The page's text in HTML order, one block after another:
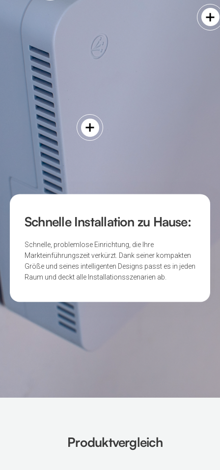
Schnelle Installation zu Hause:
Schnelle, problemlose Einrichtung, die Ihre
Markteinführungszeit verkürzt. Dank seiner kompakten
Größe und seines intelligenten Designs passt es in jeden
Raum und deckt alle Installationsszenarien ab.
Produktvergleich
Mit hochwertigen Komponenten für
Langlebigkeit gebaut, damit Netzwerke
Im Herzen der nordischen Länder, wo Innovation auf
Tradition trifft, haben wir unser neues Portfolio an
-Terminationslösungen den Namen Baldur gegeben.
Baldur ist der nordische Gott des Lichts – ein Symbol
für Klarheit, Stärke und eine Zukunft ohne Grenzen.